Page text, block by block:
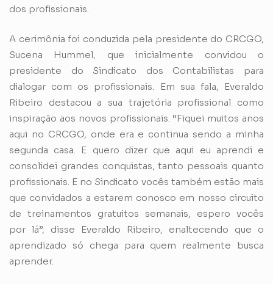
dos profissionais.
A cerimônia foi conduzida pela presidente do CRCGO,
Sucena Hummel, que inicialmente convidou o
presidente do Sindicato dos Contabilistas para
dialogar com os profissionais. Em sua fala, Everaldo
Ribeiro destacou a sua trajetória profissional como
inspiração aos novos profissionais. “Fiquei muitos anos
aqui no CRCGO, onde era e continua sendo a minha
segunda casa. E quero dizer que aqui eu aprendi e
consolidei grandes conquistas, tanto pessoais quanto
profissionais. E no Sindicato vocês também estão mais
que convidados a estarem conosco em nosso circuito
de treinamentos gratuitos semanais, espero vocês
por lá”, disse Everaldo Ribeiro, enaltecendo que o
aprendizado só chega para quem realmente busca
aprender.